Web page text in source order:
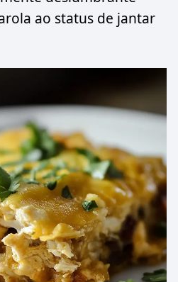
ao status de jantar